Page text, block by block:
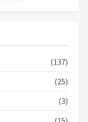
(137)
(25)
(3)